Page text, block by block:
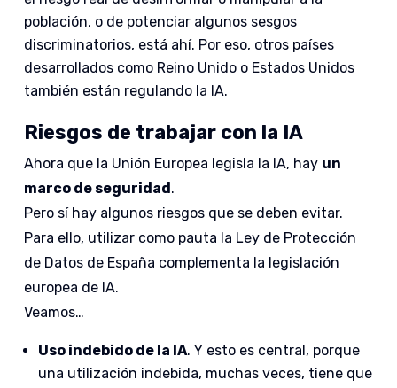
población, o de potenciar algunos sesgos
discriminatorios, está ahí. Por eso, otros países
desarrollados como Reino Unido o Estados Unidos
también están regulando la IA.
Riesgos de trabajar con la IA
Ahora que la Unión Europea legisla la IA, hay un
marco de seguridad.
Pero sí hay algunos riesgos que se deben evitar.
Para ello, utilizar como pauta la Ley de Protección
de Datos de España complementa la legislación
europea de IA.
Veamos…
Uso indebido de la IA. Y esto es central, porque
una utilización indebida, muchas veces, tiene que